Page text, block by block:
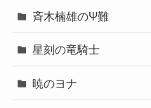
斉木楠雄のΨ難
星刻の竜騎士
暁のヨナ